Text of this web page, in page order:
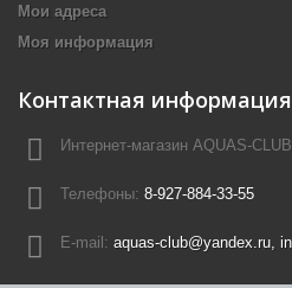
Мои адреса
Моя информация
Контактная информация
Интернет-магазин AQUAS-
Телефоны: 8-927-884-33-55
E-mail: aquas-club@yandex.ru,